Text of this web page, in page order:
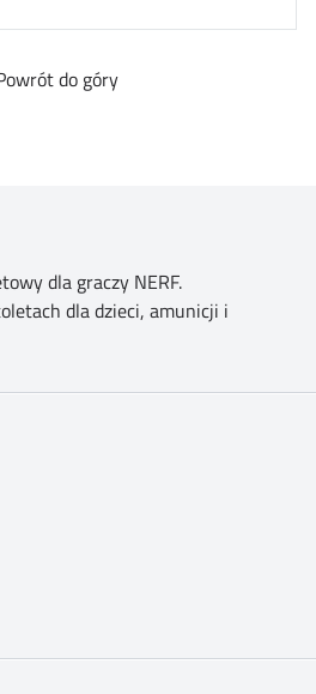
do góry
dla graczy NERF.
dla dzieci, amunicji i